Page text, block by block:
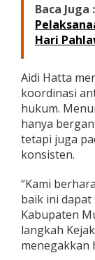
Baca Juga :
Hari
Aidi Hatta
koordinasi
hukum.
hanya
tetapi juga
konsisten.
“Kami
baik ini
Kabupaten
langkah
menegakkan